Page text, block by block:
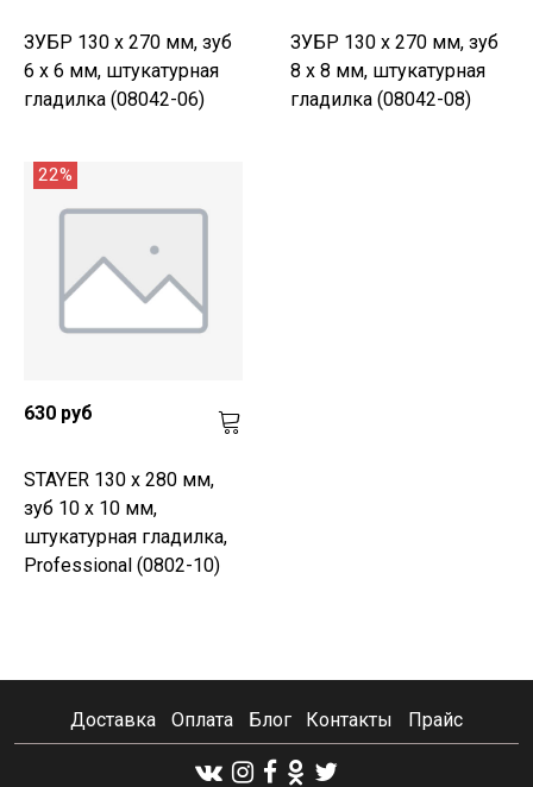
ЗУБР 130 х 270 мм, зуб
6 х 6 мм, штукатурная
гладилка (08042-06)
ЗУБР 130 х 270 мм, зуб
8 х 8 мм, штукатурная
гладилка (08042-08)
22%
630 руб
STAYER 130 х 280 мм,
зуб 10 х 10 мм,
штукатурная гладилка,
Professional (0802-10)
Доставка Оплата Блог Контакты Прайс